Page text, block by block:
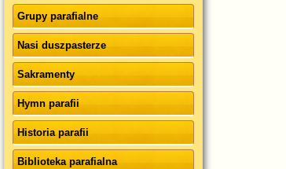
Grupy parafialne
Nasi duszpasterze
Sakramenty
Hymn parafii
Historia parafii
Biblioteka parafialna